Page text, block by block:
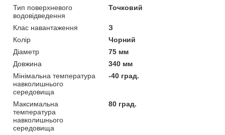
Тип поверхневого
водовідведення
Точковий
Клас навантаження
З
Колір
Чорний
Діаметр
75 мм
Довжина
340 мм
Мінімальна температура
навколишнього
середовища
-40 град.
Максимальна
температура
навколишнього
середовища
80 град.